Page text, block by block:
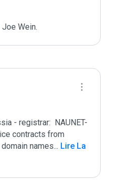
Wein.
- registrar:  NAUNET-
contracts from
names... Lire La